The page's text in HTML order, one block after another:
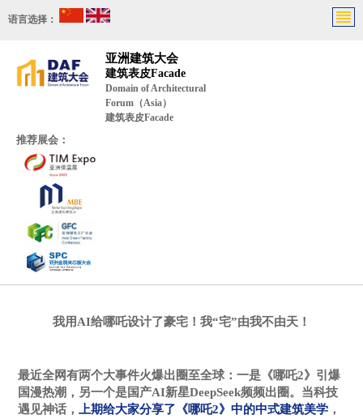
语言选择：
亚洲建筑大会
建筑表皮Facade
Domain of Architectural
Forum（Asia）
建筑表皮Facade
推荐展会：
我用AI给哪吒设计了豪宅！我“宅”由我不由天！
最近全网有两个大事件火爆出圈至全球：一是《哪吒2》引爆
国漫热潮，另一个是国产AI新星DeepSeek频频出圈。当科技
遇见神话，
上期给大家分享了《哪吒2》中的中式建筑美学 ，